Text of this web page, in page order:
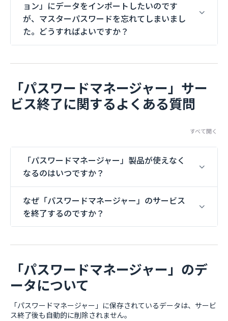
ョン」にデータをインポートしたいのです
が、マスターパスワードを忘れてしまいまし
た。どうすればよいですか？
「パスワードマネージャー」サー
ビス終了に関するよくある質問
すべて開く
「パスワードマネージャー」製品が使えなく
なるのはいつですか？
なぜ「パスワードマネージャー」のサービス
を終了するのですか？
「パスワードマネージャー」のデ
ータについて
「パスワードマネージャー」に保存されているデータは、サービ
ス終了後も自動的に削除されません。